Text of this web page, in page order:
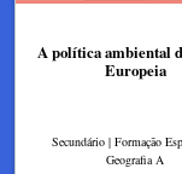
A política ambiental
Europeia
Secundário | Formação
Geografia A